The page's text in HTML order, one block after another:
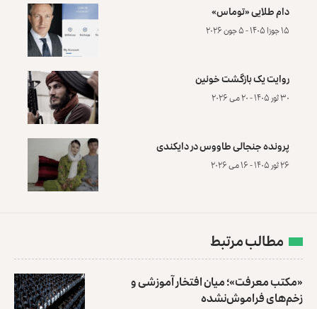
دام طلایی «توماس»
۱۵ جوزا ۱۴۰۵ - ۵ جون ۲۰۲۶
روایت یک بازگشت خونین
۳۰ ثور ۱۴۰۵ - ۲۰ می ۲۰۲۶
پرونده‌ جنجالی طاووس در دایکندی
۲۶ ثور ۱۴۰۵ - ۱۶ می ۲۰۲۶
مطالب مرتبط
«مکتب معرفت»؛ میان افتخار آموزشی و
زخم‌های فراموش‌نشده